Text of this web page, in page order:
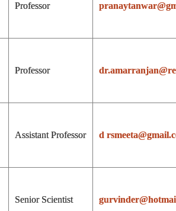
Professor
Professor
Assistant Professor d
Senior Scientist